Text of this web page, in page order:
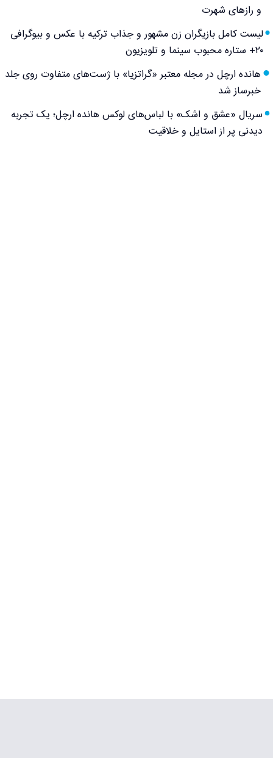
و رازهای شهرت
لیست کامل بازیگران زن مشهور و جذاب ترکیه با عکس و بیوگرافی
۲۰+ ستاره محبوب سینما و تلویزیون
هانده ارچل در مجله معتبر «گراتزیا» با ژست‌های متفاوت روی جلد
خبرساز شد
سریال «عشق و اشک» با لباس‌های لوکس هانده ارچل؛ یک تجربه
دیدنی پر از استایل و خلاقیت